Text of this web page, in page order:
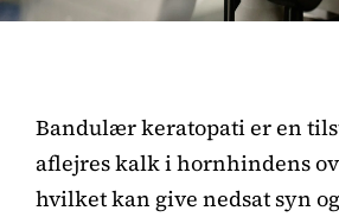
Bandulær keratopati er en
aflejres kalk i hornhindens
hvilket kan give nedsat syn